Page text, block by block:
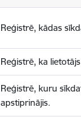
Reģistrē, kādas
Reģistrē, ka
Reģistrē, kuru
apstiprinājis.